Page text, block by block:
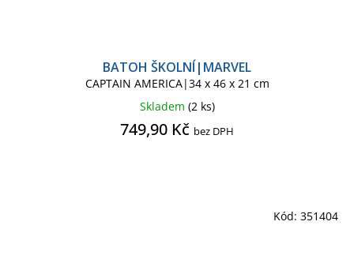
BATOH ŠKOLNÍ|MARVEL
CAPTAIN AMERICA|34 x 46 x 21 cm
Skladem (2 ks)
749,90 Kč bez DPH
Kód: 351404